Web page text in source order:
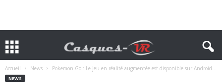
Accueil News Pokemon Go : Le jeu en réalité augmentée est disponible sur Android...
NEWS